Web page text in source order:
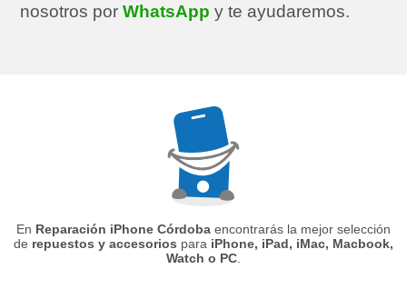
nosotros porWhatsApp y te ayudaremos.
En Reparación iPhone Córdoba encontrarás la mejor selección
de repuestos y accesorios para iPhone, iPad, iMac, Macbook,
Watch o PC